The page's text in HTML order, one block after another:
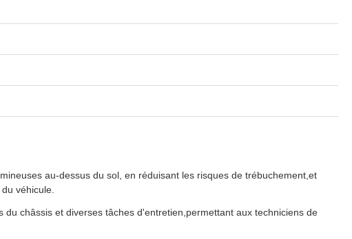
au-dessus du sol, en réduisant les risques de trébuchement,et
véhicule.
châssis et diverses tâches d'entretien,permettant aux techniciens de